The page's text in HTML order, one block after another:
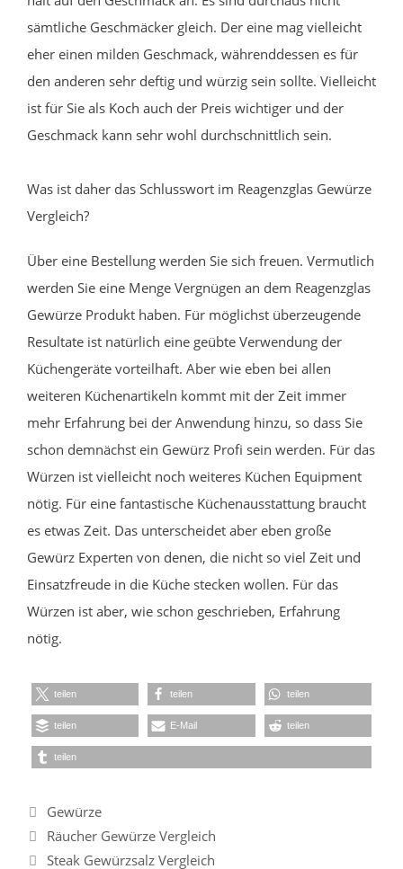
sämtliche Geschmäcker gleich. Der eine mag vielleicht
eher einen milden Geschmack, währenddessen es für
den anderen sehr deftig und würzig sein sollte. Vielleicht
ist für Sie als Koch auch der Preis wichtiger und der
Geschmack kann sehr wohl durchschnittlich sein.
Was ist daher das Schlusswort im Reagenzglas Gewürze
Vergleich?
Über eine Bestellung werden Sie sich freuen. Vermutlich
werden Sie eine Menge Vergnügen an dem Reagenzglas
Gewürze Produkt haben. Für möglichst überzeugende
Resultate ist natürlich eine geübte Verwendung der
Küchengeräte vorteilhaft. Aber wie eben bei allen
weiteren Küchenartikeln kommt mit der Zeit immer
mehr Erfahrung bei der Anwendung hinzu, so dass Sie
schon demnächst ein Gewürz Profi sein werden. Für das
Würzen ist vielleicht noch weiteres Küchen Equipment
nötig. Für eine fantastische Küchenausstattung braucht
es etwas Zeit. Das unterscheidet aber eben große
Gewürz Experten von denen, die nicht so viel Zeit und
Einsatzfreude in die Küche stecken wollen. Für das
Würzen ist aber, wie schon geschrieben, Erfahrung
nötig.
teilen teilen teilen
teilen E-Mail teilen
teilen
Kategorien
Gewürze
Räucher Gewürze Vergleich
Steak Gewürzsalz Vergleich